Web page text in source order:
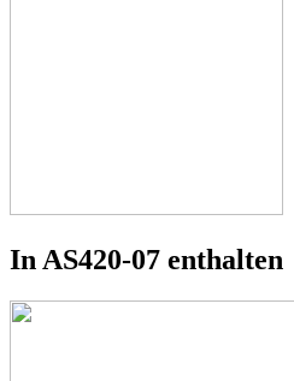
In AS420-07 enthalten